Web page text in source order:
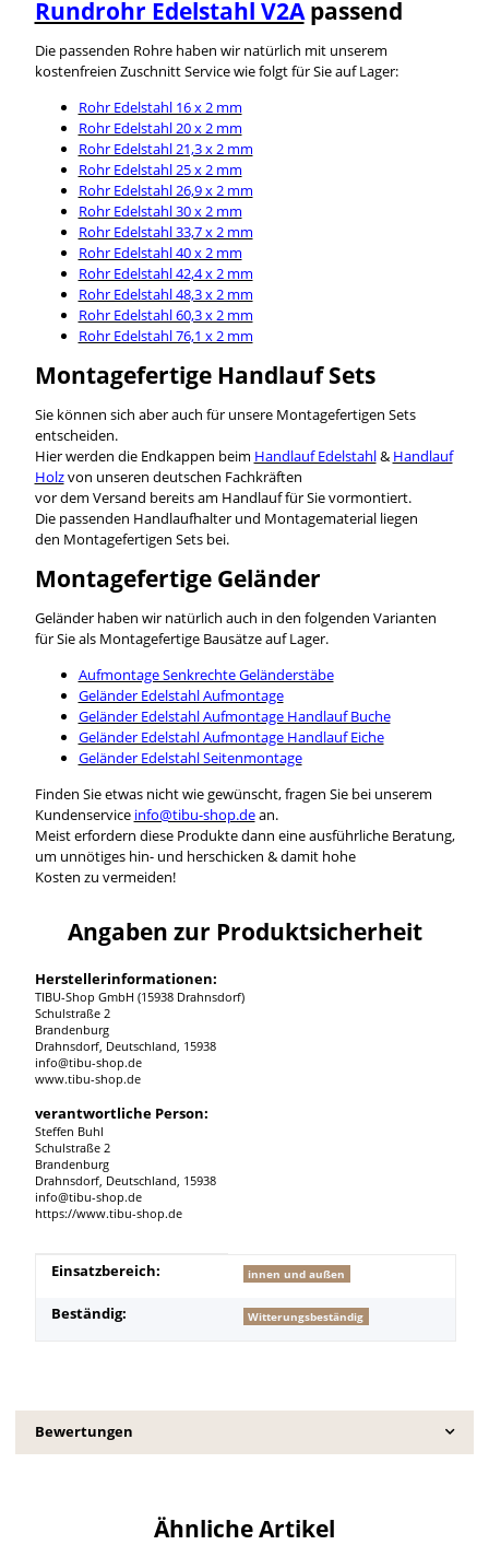
Rundrohr Edelstahl V2Apassend
Die passenden Rohre haben wir natürlich mit unserem
kostenfreien Zuschnitt Service wie folgt für Sie auf Lager:
Rohr Edelstahl 16 x 2 mm
Rohr Edelstahl 20 x 2 mm
Rohr Edelstahl 21,3 x 2 mm
Rohr Edelstahl 25 x 2 mm
Rohr Edelstahl 26,9 x 2 mm
Rohr Edelstahl 30 x 2 mm
Rohr Edelstahl 33,7 x 2 mm
Rohr Edelstahl 40 x 2 mm
Rohr Edelstahl 42,4 x 2 mm
Rohr Edelstahl 48,3 x 2 mm
Rohr Edelstahl 60,3 x 2 mm
Rohr Edelstahl 76,1 x 2 mm
Montagefertige Handlauf Sets
Sie können sich aber auch für unsere Montagefertigen Sets
entscheiden.
Hier werden die Endkappen beim Handlauf Edelstahl& Handlauf
Holzvon unseren deutschen Fachkräften
vor dem Versand bereits am Handlauf für Sie vormontiert.
Die passenden Handlaufhalter und Montagematerial liegen
den Montagefertigen Sets bei.
Montagefertige Geländer
Geländer haben wir natürlich auch in den folgenden Varianten
für Sie als Montagefertige Bausätze auf Lager.
Aufmontage Senkrechte Geländerstäbe
Geländer Edelstahl Aufmontage
Geländer Edelstahl Aufmontage Handlauf Buche
Geländer Edelstahl Aufmontage Handlauf Eiche
Geländer Edelstahl Seitenmontage
Finden Sie etwas nicht wie gewünscht, fragen Sie bei unserem
Kundenservice info@tibu-shop.dean.
Meist erfordern diese Produkte dann eine ausführliche Beratung,
um unnötiges hin- und herschicken & damit hohe
Kosten zu vermeiden!
Angaben zur Produktsicherheit
Herstellerinformationen:
TIBU-Shop GmbH (15938 Drahnsdorf)
Schulstraße 2
Brandenburg
Drahnsdorf, Deutschland, 15938
info@tibu-shop.de
www.tibu-shop.de
verantwortliche Person:
Steffen Buhl
Schulstraße 2
Brandenburg
Drahnsdorf, Deutschland, 15938
info@tibu-shop.de
https://www.tibu-shop.de
Produkteigenschaft
Wert
Einsatzbereich: innen und außen
Beständig: Witterungsbeständig
Bewertungen
Ähnliche Artikel